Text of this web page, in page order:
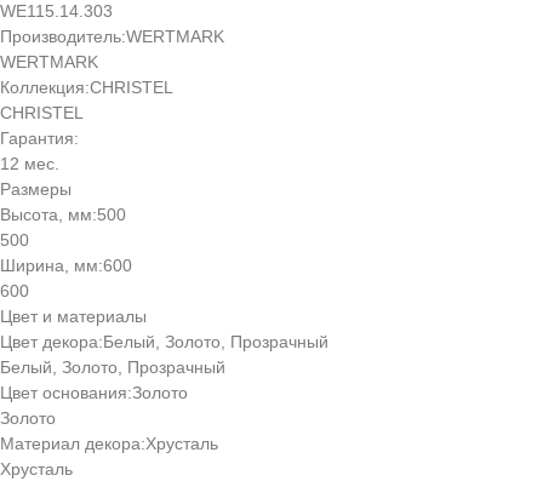
WE115.14.303
Производитель:WERTMARK
WERTMARK
Коллекция:CHRISTEL
CHRISTEL
Гарантия:
12 мес.
Размеры
Высота, мм:500
500
Ширина, мм:600
600
Цвет и материалы
Цвет декора:Белый, Золото, Прозрачный
Белый, Золото, Прозрачный
Цвет основания:Золото
Золото
Материал декора:Хрусталь
Хрусталь